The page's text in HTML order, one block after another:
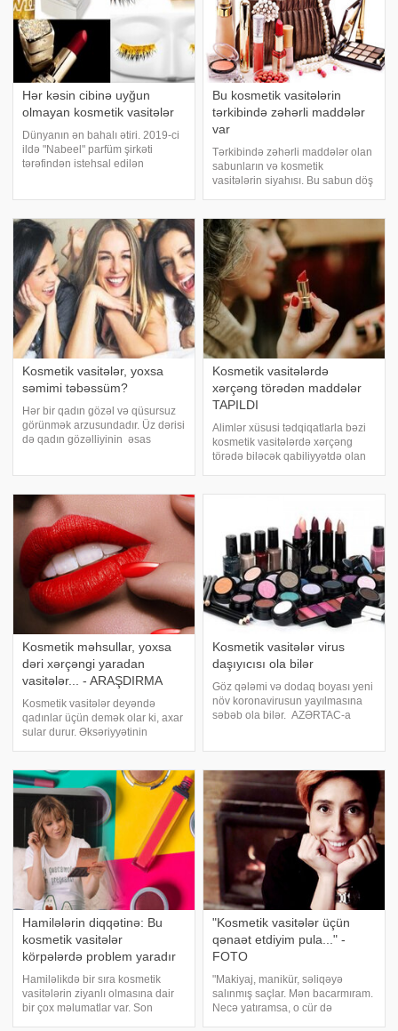
Hər kəsin cibinə uyğun
olmayan kosmetik vasitələr
Dünyanın ən bahalı ətiri. 2019-ci
ildə "Nabeel" parfüm şirkəti
tərəfindən istehsal edilən
"Shumukh"
Bu kosmetik vasitələrin
tərkibində zəhərli maddələr
var
Tərkibində zəhərli maddələr olan
sabunların və kosmetik
vasitələrin siyahısı. Bu sabun döş
ondan istifadə edirsiniz. Bu
sabun antibakterial sabundur.
Əksər insanla
Kosmetik vasitələr, yoxsa
səmimi təbəssüm?
Hər bir qadın gözəl və qüsursuz
görünmək arzusundadır. Üz dərisi
də qadın gözəlliyinin əsas
görünmədiyini düşünür.
Üzlərindəki qüsurları gizlətmə
Kosmetik vasitələrdə
xərçəng törədən maddələr
TAPILDI
Alimlər xüsusi tədqiqatlarla bəzi
kosmetik vasitələrdə xərçəng
törədə biləcək qabiliyyətdə olan
tuşu və dodaq boyalarında ço
Kosmetik məhsullar, yoxsa
dəri xərçəngi yaradan
vasitələr... - ARAŞDIRMA
Kosmetik vasitələr deyəndə
qadınlar üçün demək olar ki, axar
sular durur. Əksəriyyətinin
bəxş edir. APA-ya istinadən
bildirir ki, harada satılmasına və
istifad
Kosmetik vasitələr virus
daşıyıcısı ola bilər
Göz qələmi və dodaq boyası yeni
növ koronavirusun yayılmasına
səbəb ola bilər. AZƏRTAC-a
uşaq infeksion xəstəliklər
kafedrasını
Hamilələrin diqqətinə: Bu
kosmetik vasitələr
körpələrdə problem yaradır
Hamiləlikdə bir sıra kosmetik
vasitələrin ziyanlı olmasına dair
bir çox məlumatlar var. Son
"Kosmetik vasitələr üçün
qənaət etdiyim pula..." -
FOTO
"Makiyaj, manikür, səliqəyə
salınmış saçlar. Mən bacarmıram.
Necə yatıramsa, o cür də